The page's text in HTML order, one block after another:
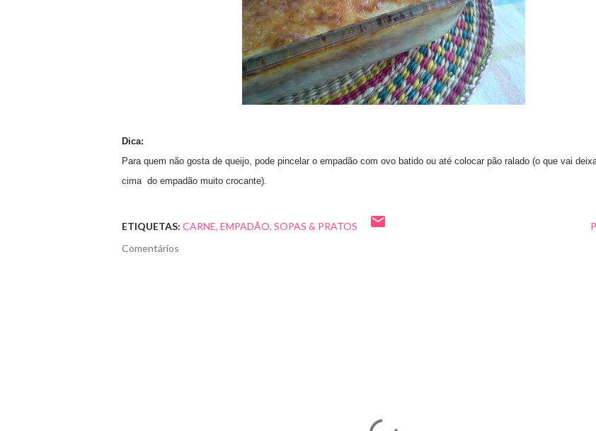
Dica:
Para quem não gosta de queijo, pode pincelar o empadão com ovo batido ou até colocar pão ralado (o que vai
cima do empadão muito crocante).
ETIQUETAS: CARNE EMPADÃO SOPAS & PRATOS
Comentários